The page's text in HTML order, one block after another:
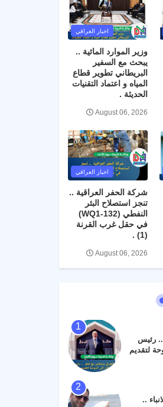
اخبار العراقي
وزير الموارد المائية ..
يبحث مع السفير
البريطاني تطوير قطاع
المياه و اعتماد التقنيات
الحديثة .
August 06, 2026
اخبار العراقي
شركة الحفر العراقية ..
تنجز استصلاح البئر
النفطي (WQ1-132)
في حقل غرب القرنة
(1) .
August 06, 2026
.. رئيس
لتقديم
..